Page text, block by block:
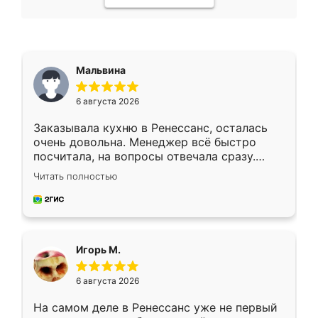
Мальвина
6 августа 2026
Заказывала кухню в Ренессанс, осталась
очень довольна. Менеджер всё быстро
посчитала, на вопросы отвечала сразу.
Замерщик приехал в субботу, подошёл к
делу со всей ответственностью. Собрали
за день, ребята работали аккуратно, даже
Читать полностью
Игорь М.
6 августа 2026
На самом деле в Ренессанс уже не первый